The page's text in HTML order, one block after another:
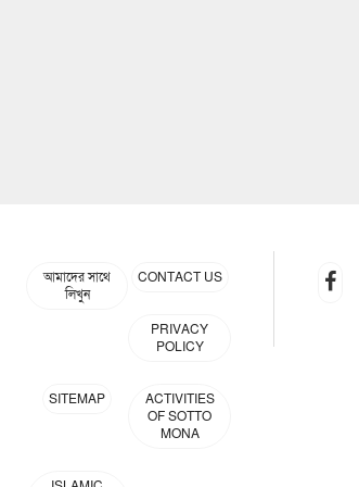
আমাদের সাথে
লিখুন
CONTACT US
PRIVACY
POLICY
SITEMAP
ACTIVITIES
OF SOTTO
MONA